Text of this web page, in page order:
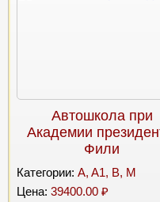
Автошкола при
Академии
Фили
Категории: A, A1, B, M
Цена: 39400.00 ₽